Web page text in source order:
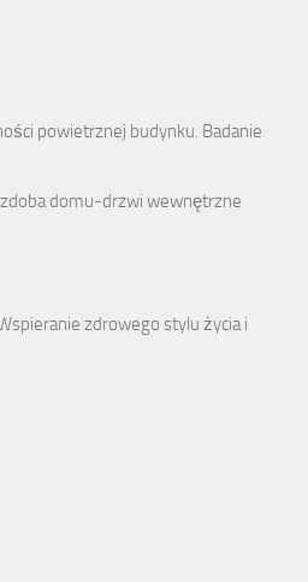
powietrznej budynku. Badanie
domu-drzwi wewnętrzne
zdrowego stylu życia i